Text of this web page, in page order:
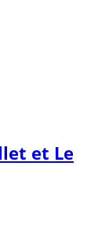
et Le